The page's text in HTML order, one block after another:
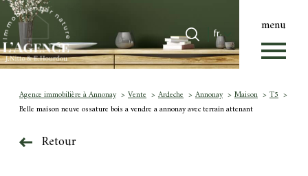
menu
fr
Accueil
Agence immobilière à Annonay Vente Ardeche Annonay Maison
T5
Belle maison neuve ossature bois a vendre a annonay avec terrain attenant
Retour